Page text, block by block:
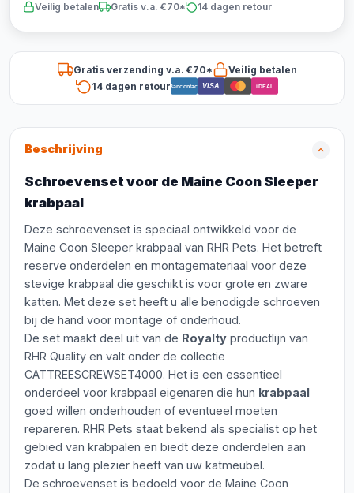
Veilig betalen Gratis v.a. €70* 14 dagen retour
Gratis verzending v.a. €70*
Veilig betalen
14 dagen retourBancontact VISA iDEAL
Beschrijving
Schroevenset voor de Maine Coon Sleeper
krabpaal
Deze schroevenset is speciaal ontwikkeld voor de
Maine Coon Sleeper krabpaal van RHR Pets. Het betreft
reserve onderdelen en montagemateriaal voor deze
stevige krabpaal die geschikt is voor grote en zware
katten. Met deze set heeft u alle benodigde schroeven
bij de hand voor montage of onderhoud.
De set maakt deel uit van de Royalty productlijn van
RHR Quality en valt onder de collectie
CATTREESCREWSET4000. Het is een essentieel
onderdeel voor krabpaal eigenaren die hun krabpaal
goed willen onderhouden of eventueel moeten
repareren. RHR Pets staat bekend als specialist op het
gebied van krabpalen en biedt deze onderdelen aan
zodat u lang plezier heeft van uw katmeubel.
De schroevenset is bedoeld voor de Maine Coon